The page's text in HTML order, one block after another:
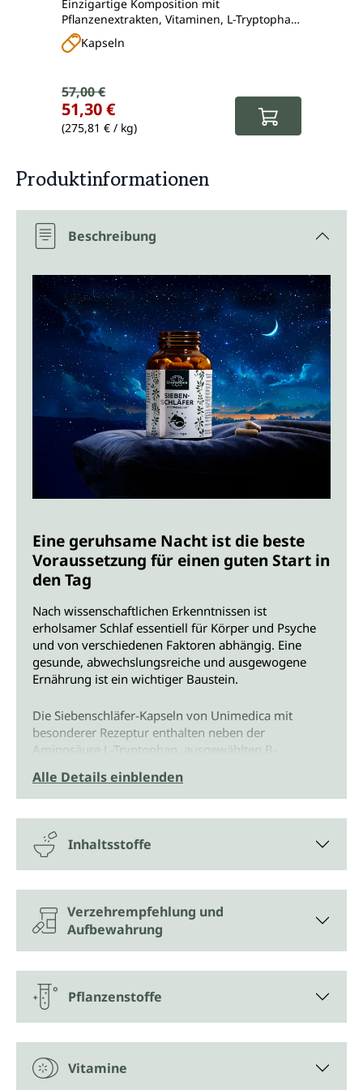
Unimedica
Einzigartige Komposition mit
Pflanzenextrakten, Vitaminen, L-Tryptophan
und Melatonin
Kapseln
Verkaufspreis:
Regulärer Preis:
57,00 €
51,30 €
(275,81 € / kg)
Produktinformationen
Beschreibung
Eine geruhsame Nacht ist die beste
Voraussetzung für einen guten Start in
den Tag
Nach wissenschaftlichen Erkenntnissen ist
erholsamer Schlaf essentiell für Körper und Psyche
und von verschiedenen Faktoren abhängig. Eine
gesunde, abwechslungsreiche und ausgewogene
Ernährung ist ein wichtiger Baustein.
Die Siebenschläfer-Kapseln von Unimedica mit
besonderer Rezeptur enthalten neben der
Aminosäure L-Tryptophan, ausgewählten B-
Melatonin*, auch bekannt als Schlaf-Hormon. Denn
Melatonin trägt dazu bei, die Einschlafzeit zu
verkürzen. Diese positive Wirkung stellt sich ein,
wenn kurz vor dem Schlafengehen 1 mg Melatonin
aufgenommen wird.
7 Inhaltsstoffe in einer Kapsel vereint
Die veganen Siebenschläfer-Kapseln von Unimedica
sind mit 1 mg Melatonin pro Kapsel hochdosiert.
Bereichert wird die einzigartige Komposition zudem
durch die Vitamine B6, Folsäure und B12, die
essentielle Aminosäure Tryptophan und durch die im
Ayurveda geschätzten Pflanzen Brahmi und
Ashwagandha in Bio-Qualität.
Das „Schlaf"-Hormon
Zirbeldrüse (im Zwischenhirn) aus Serotonin
Alle Details einblenden
Inhaltsstoffe
Verzehrempfehlung und
Aufbewahrung
Pflanzenstoffe
Vitamine